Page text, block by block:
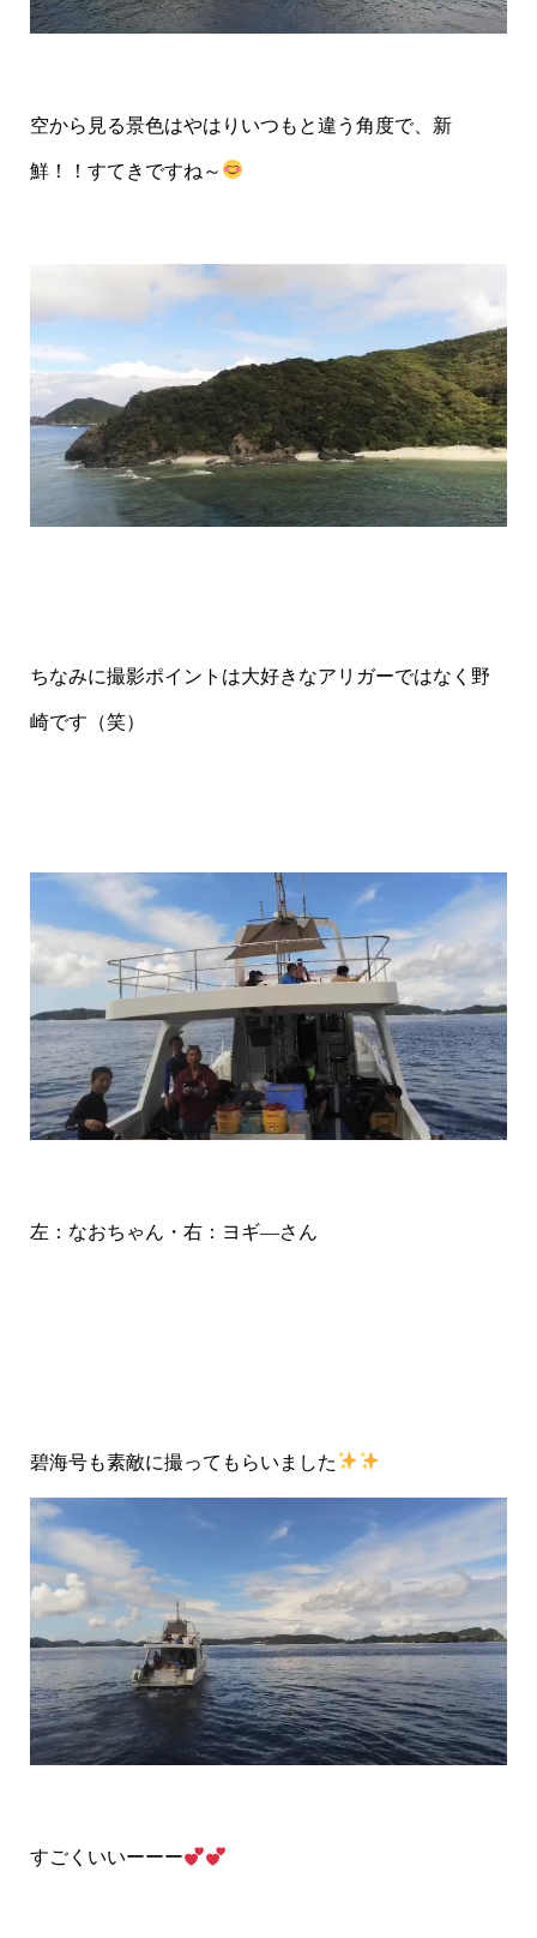
空から見る景色はやはりいつもと違う角度で、新
鮮！！すてきですね～
ちなみに撮影ポイントは大好きなアリガーではなく野
崎です（笑）
左：なおちゃん・右：ヨギ―さん
碧海号も素敵に撮ってもらいました
すごくいいーーー